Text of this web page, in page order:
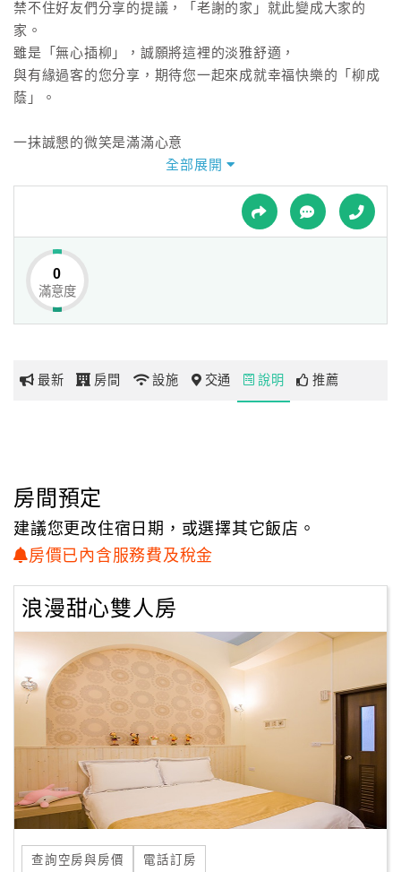
特
色
民
宿
球
網
玩
地
圖
顧
務
顧
客
意
訂
單
禁不住好友們分享的提議，「老謝的家」就此變成大家的
家。
雖是「無心插柳」，誠願將這裡的淡雅舒適，
與有緣過客的您分享，期待您一起來成就幸福快樂的「柳成
蔭」。
一抹誠懇的微笑是滿滿心意
甘之如飴自得其樂的生活態度
源自台東最自然樸質的真性情
全部展開
0
滿意度
最新 房間 設施 交通 說明 推薦
房間預定
建議您更改住宿日期，或選擇其它飯店。
房價已內含服務費及稅金
浪漫甜心雙人房
查詢空房與房價 電話訂房